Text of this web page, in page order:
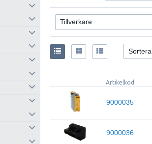
Sortera
Artikelkod
9000035
9000036